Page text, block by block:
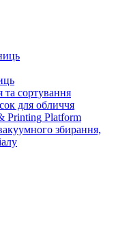
та сортування
для обличчя
Printing Platform
збирання,